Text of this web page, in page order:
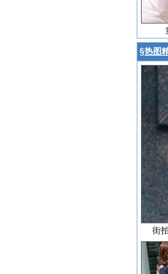
§热图
街